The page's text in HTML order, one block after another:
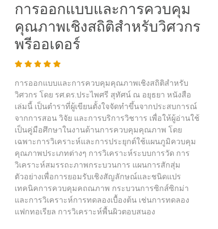
การออกแบบและการควบคุม
คุณภาพเชิงสถิติสำหรับวิศวกร
พรีออเดอร์
การออกแบบและการควบคุมคุณภาพเชิงสถิติสำหรับ
วิศวกร โดย รศ.ดร.ประไพศรี สุทัศน์ ณ อยุธยา หนังสือ
เล่มนี้ เป็นตำราที่ผู้เขียนตั้งใจจัดทำขึ้นจากประสบการณ์
จากการสอน วิจัย และการบริการวิชาาร เพื่อให้ผู้อ่านใช้
เป็นคู่มือศึกษาในงานด้านการควบคุมคุณภาพ โดย
เฉพาะการวิเคราะห์และการประยุกต์ใช้แผนภูมิควบคุม
คุณภาพประเภทต่างๆ การวิเคราะห์ระบบการวัด การ
วิเคราะห์สมรรถะภาพกระบวนการ แผนการสักสุ่ม
ตัวอย่างเพื่อการยอมรับเชิงสัญลักษณ์และชนิดแปร
เทคนิคการควบคุมคถณภาพ กระบวนการซิกส์ซิกม่า
และการวิเคราะห์การทดลองเบื้องต้น เช่นการทดลอง
แฟกทอเรียล การวิเคราะห์พื้นผิวตอบสนอง